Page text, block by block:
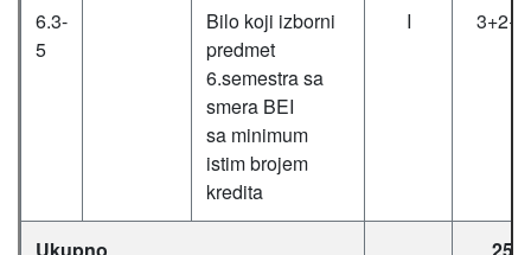
6.3-
5
Bilo koji izborni
predmet
6.semestra sa
smera BEI
sa minimum
istim brojem
kredita
I 3+2+0